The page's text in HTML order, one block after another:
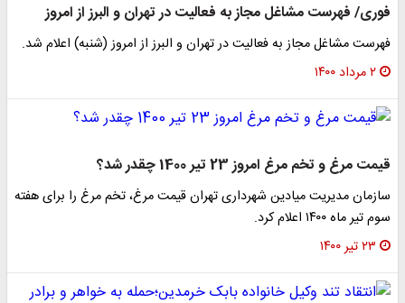
فهرست مشاغل مجاز به فعالیت در تهران و البرز از امروز
مشاغل مجاز به فعالیت در تهران و البرز از امروز (شنبه) اعلام شد.
۲ مرداد ۱۴۰۰
مرغ و تخم مرغ امروز 23 تیر 1400 چقدر شد؟
مدیریت میادین شهرداری تهران قیمت مرغ، تخم مرغ را برای هفته
تیر ماه ۱۴۰۰ اعلام کرد.​
۲۳ تیر ۱۴۰۰